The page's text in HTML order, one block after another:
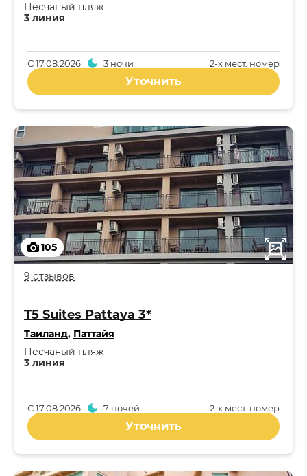
3 линия
Песчаный пляж
2-x мест. номер
С17.08.2026 3 ночи
Уточнить
105
9 отзывов
T5 Suites Pattaya 3*
Таиланд, Паттайя
3 линия
Песчаный пляж
2-x мест. номер
С17.08.2026 7 ночей
Уточнить